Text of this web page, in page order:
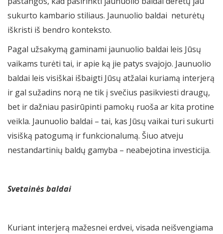
sukurto kambario stiliaus. Jaunuolio baldai neturėtų
iškristi iš bendro konteksto.
Pagal užsakymą gaminami jaunuolio baldai leis Jūsų
vaikams turėti tai, ir apie ką jie patys svajojo. Jaunuolio
baldai leis visiškai išbaigti Jūsų atžalai kuriamą interjerą
ir gal sužadins norą ne tik į svečius pasikviesti draugų,
bet ir dažniau pasirūpinti pamokų ruoša ar kita protine
veikla. Jaunuolio baldai – tai, kas Jūsų vaikai turi sukurti
visišką patogumą ir funkcionalumą. Šiuo atveju
nestandartinių baldų gamyba – neabejotina investicija.
Svetainės baldai
Kuriant interjerą mažesnei erdvei, visada neišvengiama